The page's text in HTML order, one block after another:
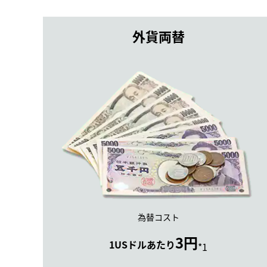
外貨両替
為替コスト
1USドルあたり3円*1